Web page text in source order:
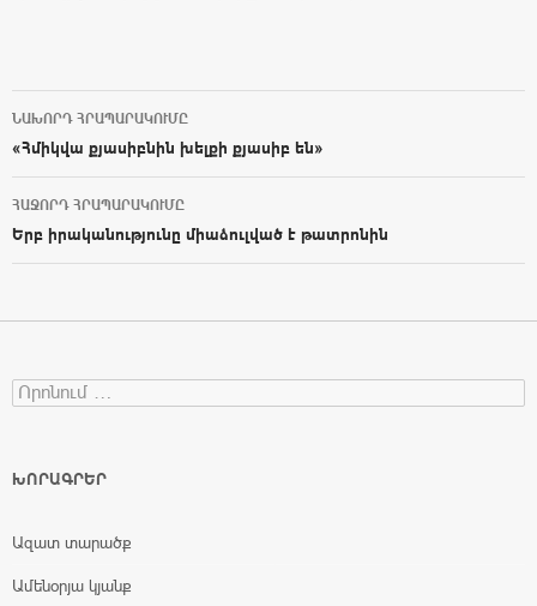
Post navigation
ՆԱԽՈՐԴ ՀՐԱՊԱՐԱԿՈՒՄԸ
«Հմիկվա քյասիբնին խելքի քյասիբ են»
ՀԱՋՈՐԴ ՀՐԱՊԱՐԱԿՈՒՄԸ
Երբ իրականությունը միաձուլված է թատրոնին
Search for:
ԽՈՐԱԳՐԵՐ
Ազատ տարածք
Ամենօրյա կյանք